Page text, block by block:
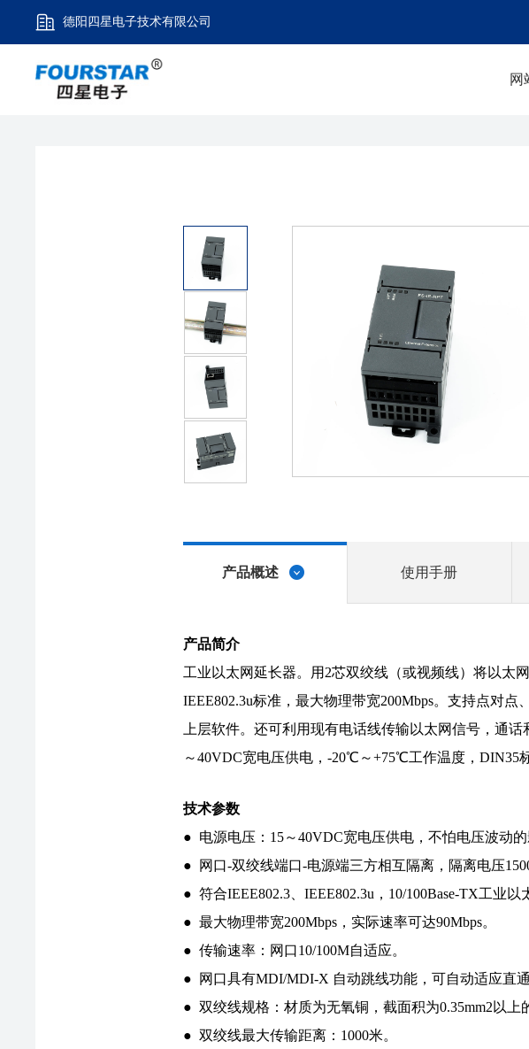
德阳四星电子技术有限公司
网
产品概述 使用手册
产品简介
工业以太网延长器。用2芯双绞线（或视频线）将以太
IEEE802.3u标准，最大物理带宽200Mbps。支持点对
上层软件。还可利用现有电话线传输以太网信号，通
～40VDC宽电压供电，-20℃～+75℃工作温度，DIN35
技术参数
● 电源电压：15～40VDC宽电压供电，不怕电压波动的
● 网口-双绞线端口-电源端三方相互隔离，隔离电压
● 符合IEEE802.3、IEEE802.3u，10/100Base-TX工业以
● 最大物理带宽200Mbps，实际速率可达90Mbps。
● 传输速率：网口10/100M自适应。
● 网口具有MDI/MDI-X 自动跳线功能，可自动适应直通
● 双绞线规格：材质为无氧铜，截面积为0.35mm2以上
● 双绞线最大传输距离：1000米。